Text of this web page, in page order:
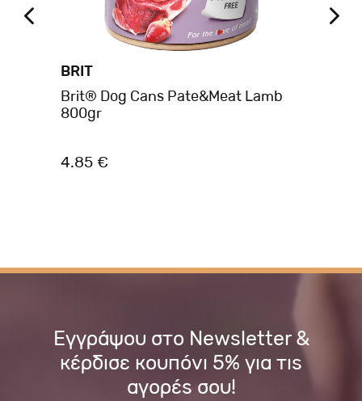
BRIT
Brit® Dog Cans Pate&Meat Lamb
800gr
4.85 €
Εγγράψου στο Newsletter &
κέρδισε κουπόνι 5% για τις
αγορές σου!